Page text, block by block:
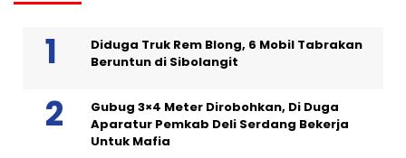
Diduga Truk Rem Blong, 6 Mobil Tabrakan
Beruntun di Sibolangit
Gubug 3×4 Meter Dirobohkan, Di Duga
Aparatur Pemkab Deli Serdang Bekerja
Untuk Mafia